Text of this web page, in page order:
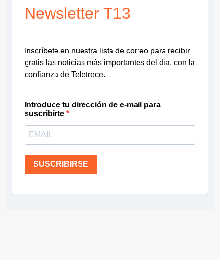
Newsletter T13
Inscríbete en nuestra lista de correo para recibir
gratis las noticias más importantes del día, con la
confianza de Teletrece.
Introduce tu dirección de e-mail para
suscribirte
SUSCRIBIRSE